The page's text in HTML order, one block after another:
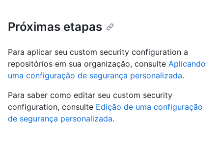
Próximas etapas
Para aplicar seu custom security configuration a
repositórios em sua organização, consulte Aplicando
uma configuração de segurança personalizada.
Para saber como editar seu custom security
configuration, consulte Edição de uma configuração
de segurança personalizada.